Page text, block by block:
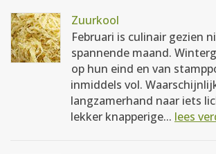
Zuurkool
Februari is culinair gezien
spannende maand.
op hun eind en van
inmiddels vol.
langzamerhand naar iets
lekker knapperige... lees